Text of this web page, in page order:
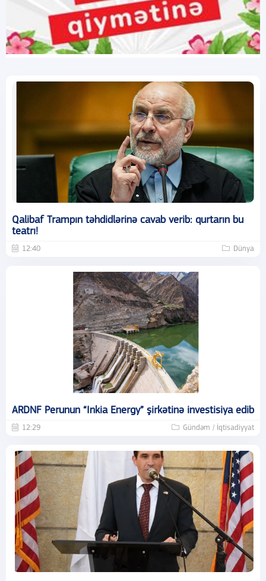
Qalibaf Trampın təhdidlərinə cavab verib: qurtarın bu
teatrı!
12:40 Dünya
ARDNF Perunun “Inkia Energy” şirkətinə investisiya edib
12:29 Gündəm / İqtisadiyyat